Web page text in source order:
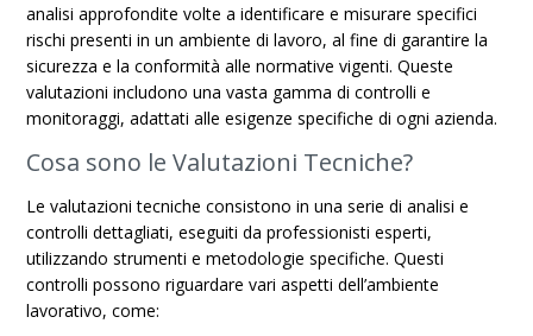
analisi approfondite volte a identificare e misurare specifici
rischi presenti in un ambiente di lavoro, al fine di garantire la
sicurezza e la conformità alle normative vigenti. Queste
valutazioni includono una vasta gamma di controlli e
monitoraggi, adattati alle esigenze specifiche di ogni azienda.
Cosa sono le Valutazioni Tecniche?
Le valutazioni tecniche consistono in una serie di analisi e
controlli dettagliati, eseguiti da professionisti esperti,
utilizzando strumenti e metodologie specifiche. Questi
controlli possono riguardare vari aspetti dell’ambiente
lavorativo, come: